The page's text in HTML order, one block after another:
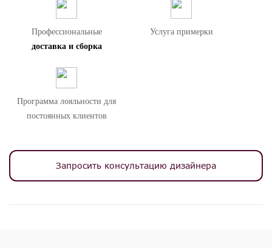
Профессиональные
доставка и сборка
Услуга примерки
Программа лояльности для
постоянных клиентов
Запросить консультацию дизайнера